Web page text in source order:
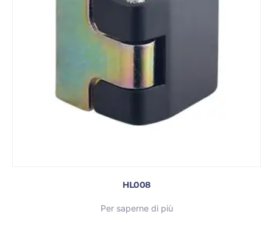
HL008
Per saperne di più